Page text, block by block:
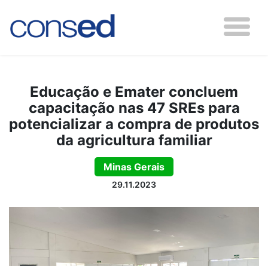
Educação e Emater concluem
capacitação nas 47 SREs para
potencializar a compra de produtos
da agricultura familiar
Minas Gerais
29.11.2023